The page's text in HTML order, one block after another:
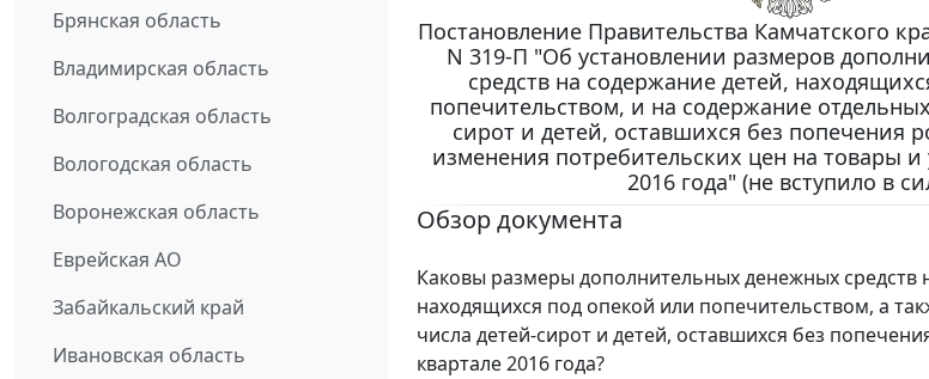
Брянская область
Владимирская область
Волгоградская область
Вологодская область
Воронежская область
Еврейская АО
Забайкальский край
Ивановская область
Постановление Правительства Камчатского
N 319-П "Об установлении размеров
средств на содержание детей,
попечительством, и на содержание
сирот и детей, оставшихся без попечения
изменения потребительских цен на товары и
2016 года" (не вступило в
Обзор документа
Каковы размеры дополнительных денежных средств
находящихся под опекой или попечительством, а
числа детей-сирот и детей, оставшихся без
квартале 2016 года?